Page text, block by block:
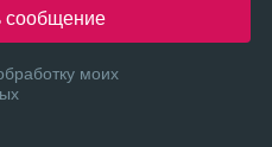
сообщение
моих